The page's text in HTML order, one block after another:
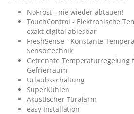
NoFrost - nie wieder abtauen!
TouchControl - Elektronische
exakt digital ablesbar
FreshSense - Konstante
Sensortechnik
Getrennte Temperaturregelung
Gefrierraum
Urlaubsschaltung
SuperKühlen
Akustischer Türalarm
easy Installation